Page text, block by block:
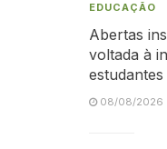
EDUCAÇÃO
Abertas
voltada à
08/08/2026